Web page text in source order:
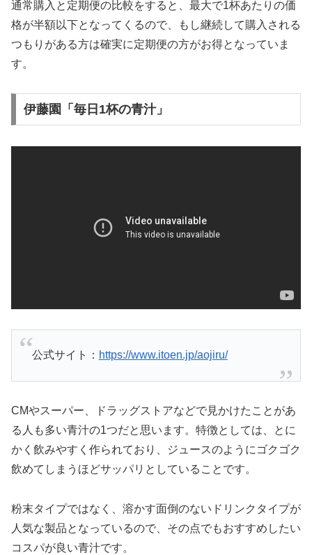
通常購入と定期便の比較をすると、最大で1杯あたりの価
格が半額以下となってくるので、もし継続して購入される
つもりがある方は確実に定期便の方がお得となっていま
す。
伊藤園「毎日1杯の青汁」
公式サイト： https://www.itoen.jp/aojiru/
CMやスーパー、ドラッグストアなどで見かけたことがあ
る人も多い青汁の1つだと思います。特徴としては、とに
かく飲みやすく作られており、ジュースのようにゴクゴク
飲めてしまうほどサッパリとしていることです。
粉末タイプではなく、溶かす面倒のないドリンクタイプが
人気な製品となっているので、その点でもおすすめしたい
コスパが良い青汁です。